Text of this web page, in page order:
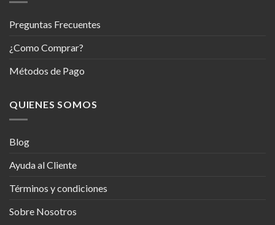
Preguntas Frecuentes
¿Como Comprar?
Métodos de Pago
QUIENES SOMOS
Blog
Ayuda al Cliente
Términos y condiciones
Sobre Nosotros